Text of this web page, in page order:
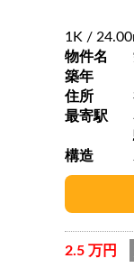
1K /
物件名
築年
住所
最寄駅
構造
2.5 万円